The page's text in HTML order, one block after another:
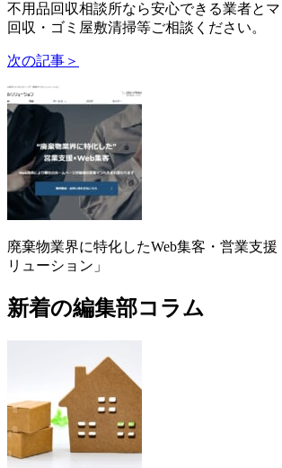
不用品回収相談所なら安心できる業者と
回収・ゴミ屋敷清掃等ご相談ください。
次の記事＞
廃棄物業界に特化したWeb集客・営業支
リューション」
新着の編集部コラム